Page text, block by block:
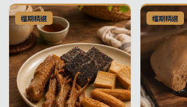
檔期精選 檔期精選